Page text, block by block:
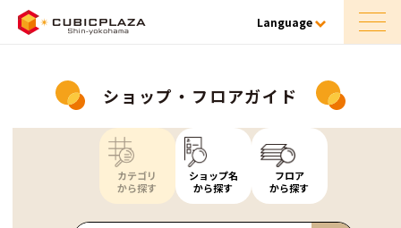
Language
ショップ・フロアガイド
カテゴリ
から探す
ショップ名
から探す
フロア
から探す